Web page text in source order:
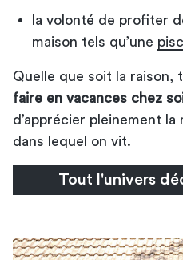
la volonté de profiter
maison tels qu’une
Quelle que soit la raison,
faire en vacances chez
d’apprécier pleinement la
dans lequel on vit.
Tout l'univers